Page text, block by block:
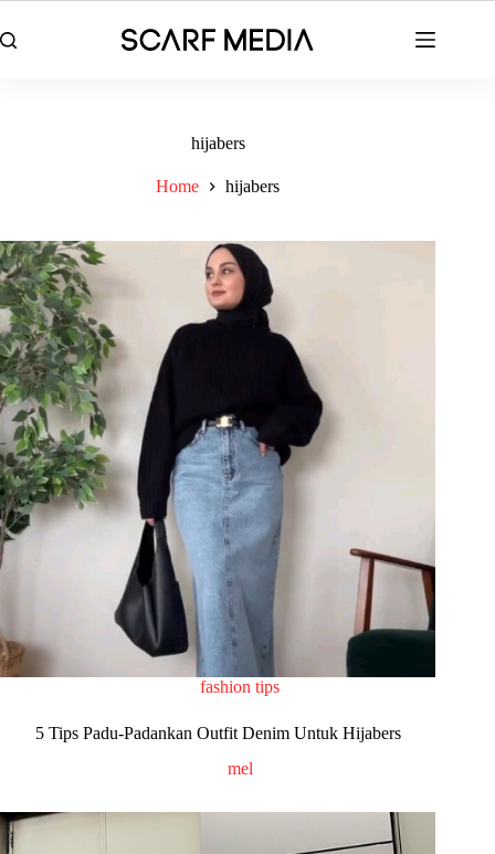
to
content
hijabers
Home hijabers
fashion tips
5 Tips Padu-Padankan Outfit Denim Untuk Hijabers
mel